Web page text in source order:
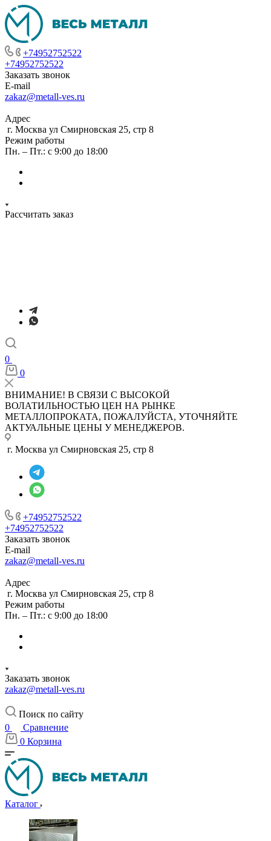
+74952752522
+74952752522
Заказать звонок
E-mail
zakaz@metall-ves.ru
Адрес
г. Москва ул Смирновская 25, стр 8
Режим работы
Пн. – Пт.: с 9:00 до 18:00
Рассчитать заказ
0
0
ВНИМАНИЕ! В СВЯЗИ С ВЫСОКОЙ
ВОЛАТИЛЬНОСТЬЮ ЦЕН НА РЫНКЕ
МЕТАЛЛОПРОКАТА, ПОЖАЛУЙСТА, УТОЧНЯЙТЕ
АКТУАЛЬНЫЕ ЦЕНЫ У МЕНЕДЖЕРОВ.
г. Москва ул Смирновская 25, стр 8
+74952752522
+74952752522
Заказать звонок
E-mail
zakaz@metall-ves.ru
Адрес
г. Москва ул Смирновская 25, стр 8
Режим работы
Пн. – Пт.: с 9:00 до 18:00
Заказать звонок
zakaz@metall-ves.ru
Поиск по сайту
0
Сравнение
0 Корзина
Каталог